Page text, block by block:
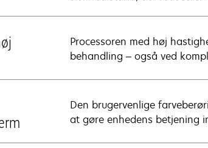
Processoren med høj
behandling – også ved
Den brugervenlige
at gøre enhedens betjening